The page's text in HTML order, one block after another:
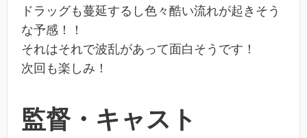
ドラッグも蔓延するし色々酷い流れが起きそう
な予感！！
それはそれで波乱があって面白そうです！
次回も楽しみ！
監督・キャスト